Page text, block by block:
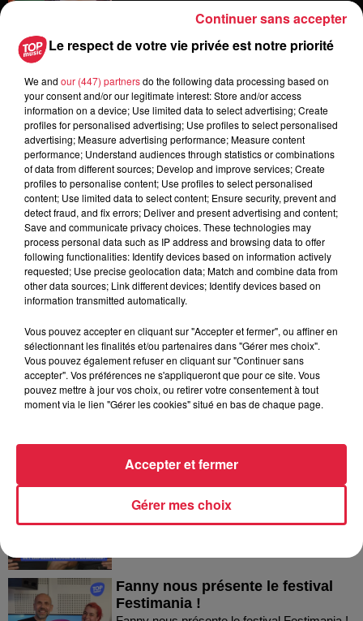
6 août 2026
pape à Metz en septembre
5 août 2026
Europa-Park : des précisons sur
l’après Euro-Mir
Thierry du Domaine Wunsch et
Mann à Wettolsheim !
Thierry du Domaine Wunsch et Mann à
Sandra et Estelle présentent les
soirées coquines de l'Empreinte...
Sandra et Estelle présentent les soirées
coquines de l'Empreinte Rouge à Strasbourg
Fanny nous présente le festival
Festimania !
Le respect de votre vie privée est notre priorité
We and our (447) partnersdo the following data processing based on
your consent and/or our legitimate interest: Store and/or access
information on a device; Use limited data to select advertising; Create
profiles for personalised advertising; Use profiles to select personalised
advertising; Measure advertising performance; Measure content
performance; Understand audiences through statistics or combinations
of data from different sources; Develop and improve services; Create
profiles to personalise content; Use profiles to select personalised
content; Use limited data to select content; Ensure security, prevent and
detect fraud, and fix errors; Deliver and present advertising and content;
Save and communicate privacy choices. These technologies may
process personal data such as IP address and browsing data to offer
following functionalities: Identify devices based on information actively
requested; Use precise geolocation data; Match and combine data from
other data sources; Link different devices; Identify devices based on
information transmitted automatically.
Vous pouvez accepter en cliquant sur "Accepter et fermer", ou affiner en
sélectionnant les finalités et/ou partenaires dans "Gérer mes choix".
Vous pouvez également refuser en cliquant sur "Continuer sans
accepter". Vos préférences ne s'appliqueront que pour ce site. Vous
pouvez mettre à jour vos choix, ou retirer votre consentement à tout
moment via le lien "Gérer les cookies" situé en bas de chaque page.
Gérer mes choix
Accepter et fermer
Continuer sans accepter